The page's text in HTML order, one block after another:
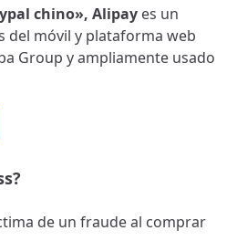
chino», Alipay es un
del móvil y plataforma web
Group y ampliamente usado
de un fraude al comprar